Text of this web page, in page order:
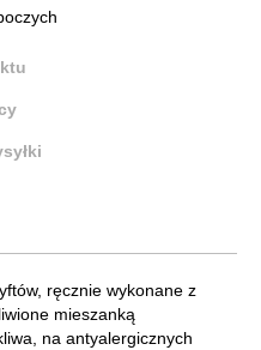
ręcznie wykonane z
mieszanką
na antyalergicznych